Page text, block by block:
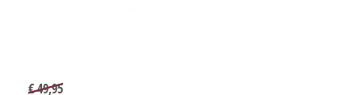
€49,95